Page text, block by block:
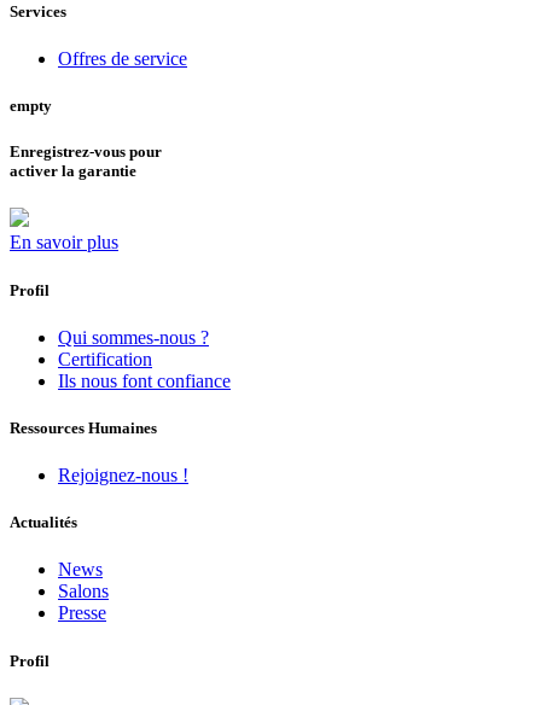
Services
Offres de service
empty
Enregistrez-vous pour
activer la garantie
En savoir plus
Profil
Qui sommes-nous ?
Certification
Ils nous font confiance
Ressources Humaines
Rejoignez-nous !
Actualités
News
Salons
Presse
Profil